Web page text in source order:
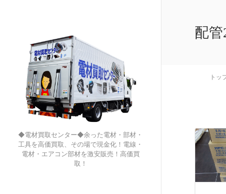
◆電材買取センター◆余った電材・部材・
工具を高価買取、その場で現金化！電線・
電材・エアコン部材を激安販売！高価買
取！
配
トッ